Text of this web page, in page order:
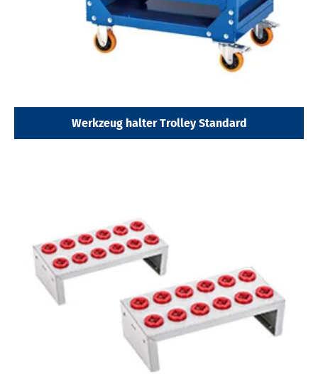
Werkzeug halter Trolley Standard